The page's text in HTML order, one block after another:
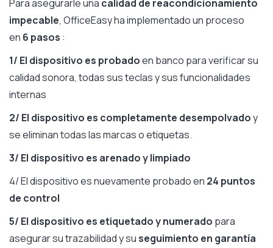
Para asegurarle una calidad de reacondicionamiento
impecable, OfficeEasy ha implementado un proceso
en 6 pasos :
1/ El dispositivo es probadoen banco para verificar su
calidad sonora, todas sus teclas y sus funcionalidades
internas
2/ El dispositivo es completamente desempolvadoy
se eliminan todas las marcas o etiquetas.
3/ El dispositivo es arenadoy limpiado
4/ El dispositivo es nuevamente probado en 24 puntos
de control
5/ El dispositivo es etiquetado y numerado para
asegurar su trazabilidad y suseguimiento en garantía